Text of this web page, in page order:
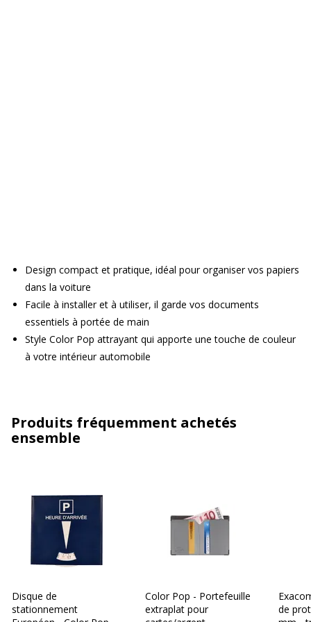
Design compact et pratique, idéal pour organiser vos papiers
dans la voiture
Facile à installer et à utiliser, il garde vos documents
essentiels à portée de main
Style Color Pop attrayant qui apporte une touche de couleur
à votre intérieur automobile
Produits fréquemment achetés
ensemble
Disque de
stationnement
Color Pop - Portefeuille
extraplat pour
de